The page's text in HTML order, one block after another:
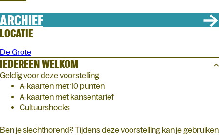
ARCHIEF
LOCATIE
De Grote
IEDEREEN WELKOM
Geldig voor deze voorstelling
A-kaarten met 10 punten
A-kaarten met kansentarief
Cultuurshocks
Ben je slechthorend? Tijdens deze voorstelling kan je gebruiken